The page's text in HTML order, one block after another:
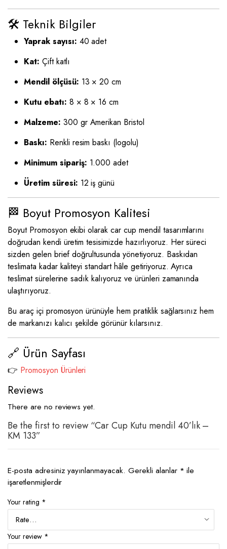
🛠️ Teknik Bilgiler
Yaprak sayısı: 40 adet
Kat: Çift katlı
Mendil ölçüsü: 13 × 20 cm
Kutu ebatı: 8 × 8 × 16 cm
Malzeme: 300 gr Amerikan Bristol
Baskı: Renkli resim baskı (logolu)
Minimum sipariş: 1.000 adet
Üretim süresi: 12 iş günü
🏁 Boyut Promosyon Kalitesi
Boyut Promosyon ekibi olarak car cup mendil tasarımlarını
doğrudan kendi üretim tesisimizde hazırlıyoruz. Her süreci
sizden gelen brief doğrultusunda yönetiyoruz. Baskıdan
teslimata kadar kaliteyi standart hâle getiriyoruz. Ayrıca
teslimat sürelerine sadık kalıyoruz ve ürünleri zamanında
ulaştırıyoruz.
Bu araç içi promosyon ürünüyle hem pratiklik sağlarsınız hem
de markanızı kalıcı şekilde görünür kılarsınız.
🔗 Ürün Sayfası
👉 Promosyon Ürünleri
Reviews
There are no reviews yet.
Be the first to review “Car Cup Kutu mendil 40’lık –
KM 133”
E-posta adresiniz yayınlanmayacak. Gerekli alanlar * ile
işaretlenmişlerdir
Your rating *
Your review *